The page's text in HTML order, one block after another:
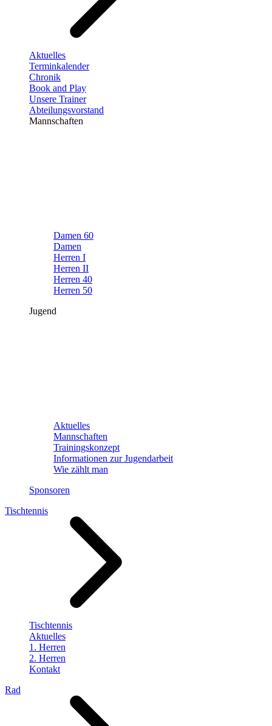
Aktuelles
Terminkalender
Chronik
Book and Play
Unsere Trainer
Abteilungsvorstand
Mannschaften
Damen 60
Damen
Herren I
Herren II
Herren 40
Herren 50
Jugend
Aktuelles
Mannschaften
Trainingskonzept
Informationen zur Jugendarbeit
Wie zählt man
Sponsoren
Tischtennis
Tischtennis
Aktuelles
1. Herren
2. Herren
Kontakt
Rad